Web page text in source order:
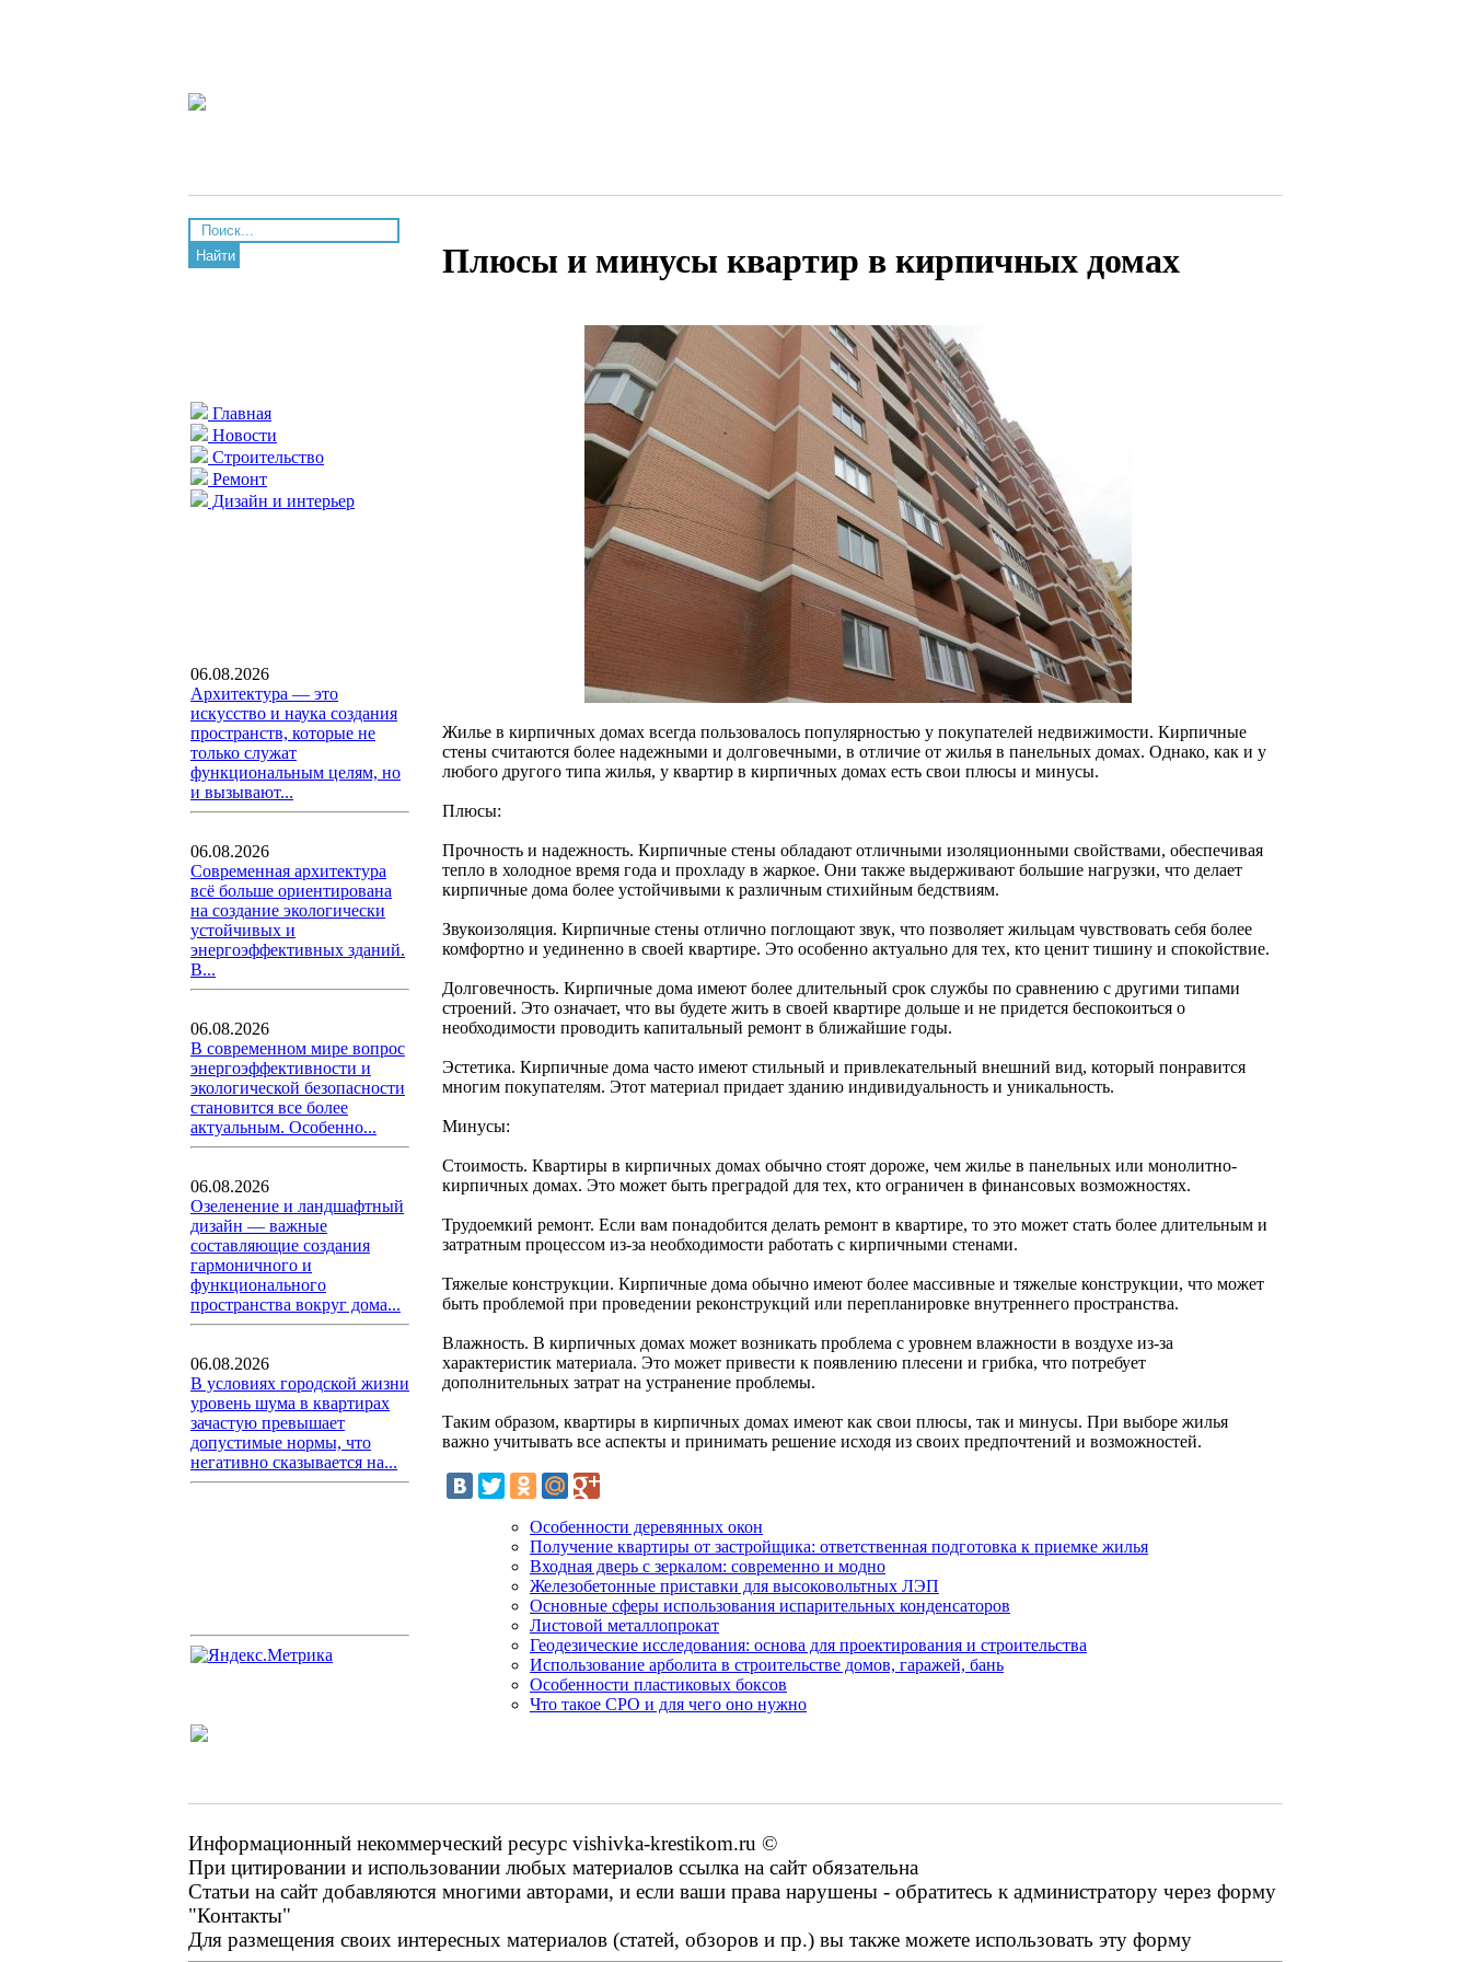
Найти
Главная
Новости
Строительство
Ремонт
Дизайн и интерьер
06.08.2026
Архитектура — это
искусство и наука создания
пространств, которые не
только служат
функциональным целям, но
и вызывают...
06.08.2026
Современная архитектура
всё больше ориентирована
на создание экологически
устойчивых и
энергоэффективных зданий.
В...
06.08.2026
В современном мире вопрос
энергоэффективности и
экологической безопасности
становится все более
актуальным. Особенно...
06.08.2026
Озеленение и ландшафтный
дизайн — важные
составляющие создания
гармоничного и
функционального
пространства вокруг дома...
06.08.2026
В условиях городской жизни
уровень шума в квартирах
зачастую превышает
допустимые нормы, что
негативно сказывается на...
Плюсы и минусы квартир в кирпичных домах
Жилье в кирпичных домах всегда пользовалось популярностью у покупателей недвижимости. Кирпичные
стены считаются более надежными и долговечными, в отличие от жилья в панельных домах. Однако, как и у
любого другого типа жилья, у квартир в кирпичных домах есть свои плюсы и минусы.
Плюсы:
Прочность и надежность. Кирпичные стены обладают отличными изоляционными свойствами, обеспечивая
тепло в холодное время года и прохладу в жаркое. Они также выдерживают большие нагрузки, что делает
кирпичные дома более устойчивыми к различным стихийным бедствиям.
Звукоизоляция. Кирпичные стены отлично поглощают звук, что позволяет жильцам чувствовать себя более
комфортно и уединенно в своей квартире. Это особенно актуально для тех, кто ценит тишину и спокойствие.
Долговечность. Кирпичные дома имеют более длительный срок службы по сравнению с другими типами
строений. Это означает, что вы будете жить в своей квартире дольше и не придется беспокоиться о
необходимости проводить капитальный ремонт в ближайшие годы.
Эстетика. Кирпичные дома часто имеют стильный и привлекательный внешний вид, который понравится
многим покупателям. Этот материал придает зданию индивидуальность и уникальность.
Минусы:
Стоимость. Квартиры в кирпичных домах обычно стоят дороже, чем жилье в панельных или монолитно-
кирпичных домах. Это может быть преградой для тех, кто ограничен в финансовых возможностях.
Трудоемкий ремонт. Если вам понадобится делать ремонт в квартире, то это может стать более длительным и
затратным процессом из-за необходимости работать с кирпичными стенами.
Тяжелые конструкции. Кирпичные дома обычно имеют более массивные и тяжелые конструкции, что может
быть проблемой при проведении реконструкций или перепланировке внутреннего пространства.
Влажность. В кирпичных домах может возникать проблема с уровнем влажности в воздухе из-за
характеристик материала. Это может привести к появлению плесени и грибка, что потребует
дополнительных затрат на устранение проблемы.
Таким образом, квартиры в кирпичных домах имеют как свои плюсы, так и минусы. При выборе жилья
важно учитывать все аспекты и принимать решение исходя из своих предпочтений и возможностей.
Особенности деревянных окон
Получение квартиры от застройщика: ответственная подготовка к приемке жилья
Входная дверь с зеркалом: современно и модно
Железобетонные приставки для высоковольтных ЛЭП
Основные сферы использования испарительных конденсаторов
Листовой металлопрокат
Геодезические исследования: основа для проектирования и строительства
Использование арболита в строительстве домов, гаражей, бань
Особенности пластиковых боксов
Что такое СРО и для чего оно нужно
Информационный некоммерческий ресурс vishivka-krestikom.ru ©
При цитировании и использовании любых материалов ссылка на сайт обязательна
Статьи на сайт добавляются многими авторами, и если ваши права нарушены - обратитесь к администратору через форму
"Контакты"
Для размещения своих интересных материалов (статей, обзоров и пр.) вы также можете использовать эту форму